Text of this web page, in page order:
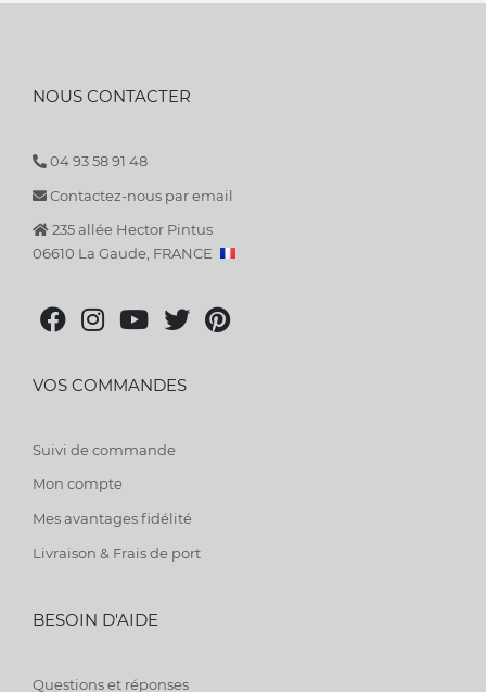
NOUS CONTACTER
04 93 58 91 48
Contactez-nous par email
235 allée Hector Pintus
06610 La Gaude, FRANCE
VOS COMMANDES
Suivi de commande
Mon compte
Mes avantages fidélité
Livraison & Frais de port
BESOIN D'AIDE
Questions et réponses